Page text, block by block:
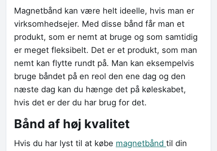
Magnetbånd kan være helt ideelle, hvis man er
virksomhedsejer. Med disse bånd får man et
produkt, som er nemt at bruge og som samtidig
er meget fleksibelt. Det er et produkt, som man
nemt kan flytte rundt på. Man kan eksempelvis
bruge båndet på en reol den ene dag og den
næste dag kan du hænge det på køleskabet,
hvis det er der du har brug for det.
Bånd af høj kvalitet
Hvis du har lyst til at købe magnetbånd til din